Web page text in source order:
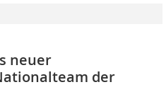
neuer
der